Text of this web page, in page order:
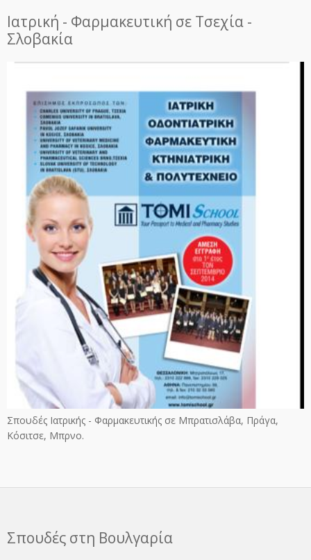
Ιατρική - Φαρμακευτική σε Τσεχία -
Σλοβακία
Σπουδές Ιατρικής - Φαρμακευτικής σε Μπρατισλάβα, Πράγα,
Κόσιτσε, Μπρνο.
Σπουδές στη Βουλγαρία